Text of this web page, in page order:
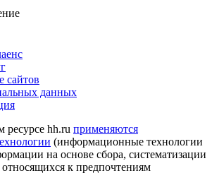
сайтов
данных
hh.ru применяются
(информационные технологии
на основе сбора, систематизации
к предпочтениям